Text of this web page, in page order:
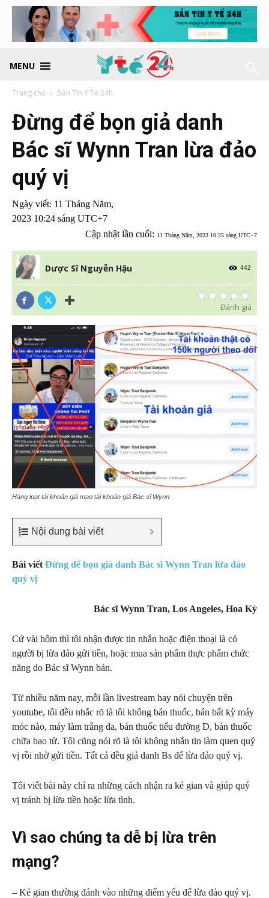
MENU
Trang chủ Bản Tin Y Tế 24h
Đừng để bọn giả danh
Bác sĩ Wynn Tran lừa đảo
quý vị
Ngày viết: 11 Tháng Năm,
2023 10:24 sáng UTC+7
Cập nhật lần cuối: 11 Tháng Năm, 2023 10:25 sáng UTC+7
Dược Sĩ Nguyễn Hậu 442
Đánh giá
Hàng loạt tài khoản giả mạo tài khoản giả Bác sĩ Wynn
Nội dung bài viết
Bài viết Đừng để bọn giả danh Bác sĩ Wynn Tran lừa đảo
quý vị
Bác sĩ Wynn Tran, Los Angeles, Hoa Kỳ
Cứ vài hôm thì tôi nhận được tin nhắn hoặc điện thoại là có
người bị lừa đảo gửi tiền, hoặc mua sản phẩm thực phẩm chức
năng do Bác sĩ Wynn bán.
Từ nhiều năm nay, mỗi lần livestream hay nói chuyện trên
youtube, tôi đều nhắc rõ là tôi không bán thuốc, bán bất kỳ máy
móc nào, máy làm trắng da, bán thuốc tiểu đường D, bán thuốc
chữa bao tử. Tôi cũng nói rõ là tôi không nhắn tin làm quen quý
vị rồi nhờ gửi tiền. Tất cả đều giả danh Bs để lừa đảo quý vị.
Tôi viết bài này chỉ ra những cách nhận ra kẻ gian và giúp quý
vị tránh bị lừa tiền hoặc lừa tình.
Vì sao chúng ta dễ bị lừa trên
mạng?
– Kẻ gian thường đánh vào những điểm yếu để lừa đảo quý vị.